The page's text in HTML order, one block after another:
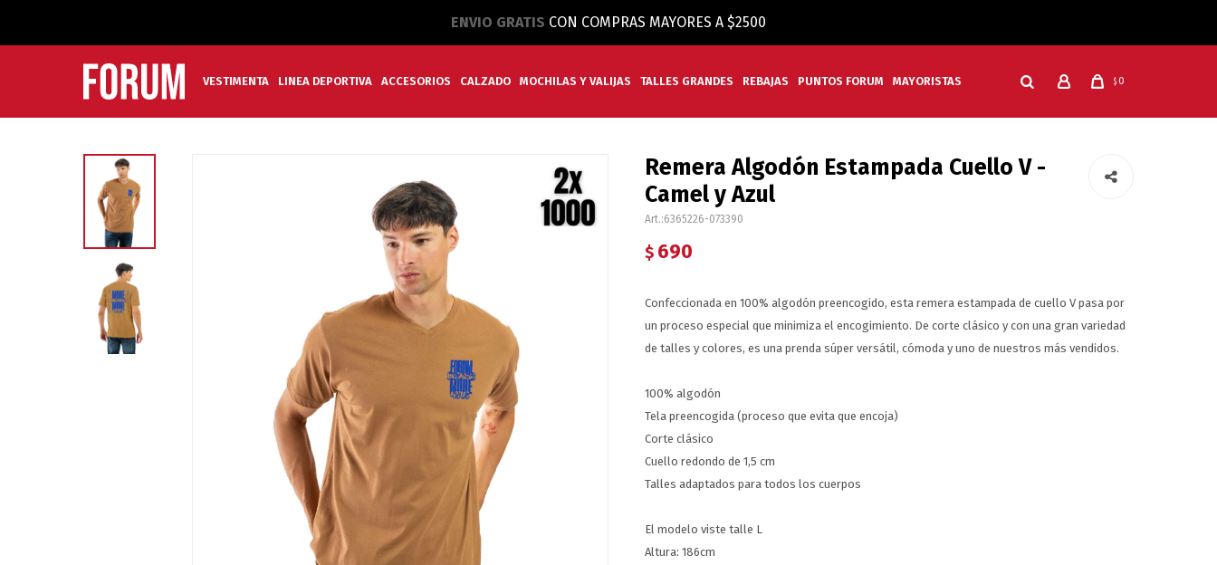
ENVIO GRATIS CON COMPRAS MAYORES A $2500
VESTIMENTA LINEA DEPORTIVA ACCESORIOS CALZADO MOCHILAS Y VALIJAS TALLES GRANDES REBAJAS PUNTOS FORUM MAYORISTAS $ 0
Remera Algodón Estampada Cuello V -
Camel y Azul
6365226-073390
$ 690
Confeccionada en 100% algodón preencogido, esta remera estampada de cuello V pasa por
un proceso especial que minimiza el encogimiento. De corte clásico y con una gran variedad
de talles y colores, es una prenda súper versátil, cómoda y uno de nuestros más vendidos.
100% algodón
Tela preencogida (proceso que evita que encoja)
Corte clásico
Cuello redondo de 1,5 cm
Talles adaptados para todos los cuerpos
El modelo viste talle L
Altura: 186cm